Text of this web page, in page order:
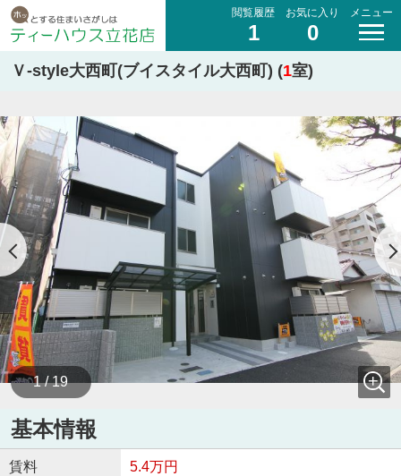
閲覧履歴
1
お気に入り
0
メニュー
Ｖ-style大西町(ブイスタイル大西町) (1室)
1 / 19
基本情報
賃料 5.4万円